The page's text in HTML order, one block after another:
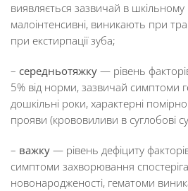
виявляється зазвичай в шкільному
малоінтенсивні, виникають при
при екстирпації зуба;
– середньотяжку — рівень
5% від норми, зазвичай симптоми
дошкільні роки, характерні
прояви (крововиливи в суглобові
– важку — рівень дефіциту
симптоми захворювання
новонародженості, гематоми